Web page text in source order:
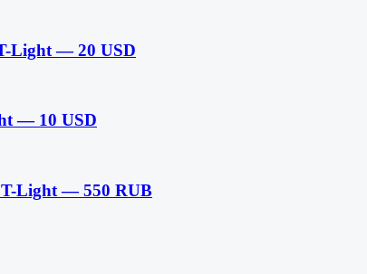
Light — 20 USD
— 10 USD
Light — 550 RUB